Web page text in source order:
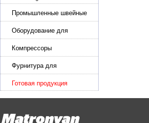
РЕМНЕЙ, СУМОК,
КОЖГАЛАНТЕРЕИ
Промышленные швейные
машины для кожи, обуви
Оборудование для
производства и резки
эластичной ленты и стропы
Компрессоры
Фурнитура для
производства ремней
Готовая продукция